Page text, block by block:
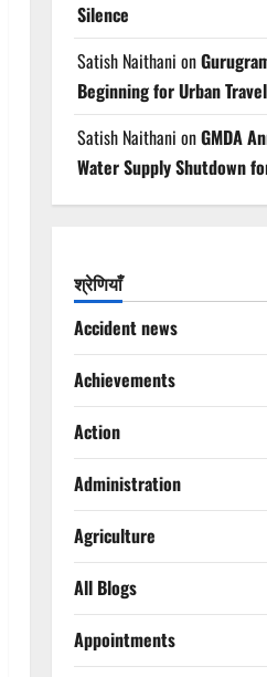
Silence
Satish Naithani on
Beginning for Urban Travel
Satish Naithani onGMDA
Water Supply Shutdown
श्रेणियाँ
Accident news
Achievements
Action
Administration
Agriculture
All Blogs
Appointments